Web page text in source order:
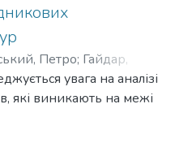
Петро; Гайдар,
Петроувага на аналізі
які виникають на межі
шару.